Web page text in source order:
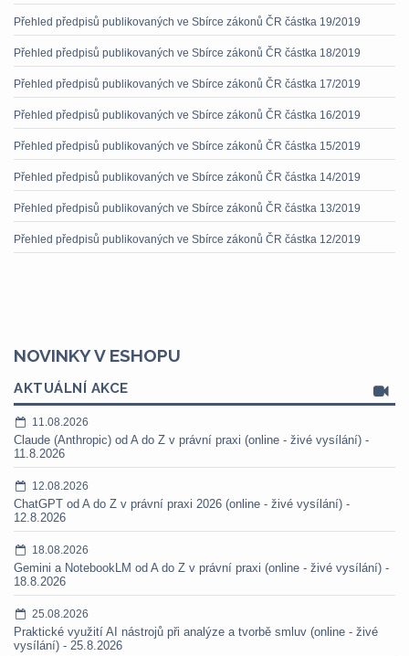
Přehled předpisů publikovaných ve Sbírce zákonů ČR částka 19/2019
Přehled předpisů publikovaných ve Sbírce zákonů ČR částka 18/2019
Přehled předpisů publikovaných ve Sbírce zákonů ČR částka 17/2019
Přehled předpisů publikovaných ve Sbírce zákonů ČR částka 16/2019
Přehled předpisů publikovaných ve Sbírce zákonů ČR částka 15/2019
Přehled předpisů publikovaných ve Sbírce zákonů ČR částka 14/2019
Přehled předpisů publikovaných ve Sbírce zákonů ČR částka 13/2019
Přehled předpisů publikovaných ve Sbírce zákonů ČR částka 12/2019
NOVINKY V ESHOPU
AKTUÁLNÍ AKCE
11.08.2026
Claude (Anthropic) od A do Z v právní praxi (online - živé vysílání) -
11.8.2026
12.08.2026
ChatGPT od A do Z v právní praxi 2026 (online - živé vysílání) -
12.8.2026
18.08.2026
Gemini a NotebookLM od A do Z v právní praxi (online - živé vysílání) -
18.8.2026
25.08.2026
Praktické využití AI nástrojů při analýze a tvorbě smluv (online - živé
vysílání) - 25.8.2026